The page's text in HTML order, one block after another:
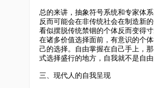
总的来讲，抽象符号系统和专家体
反而可能会在非传统社会在制造新
看似摆脱传统禁锢的个体反而变得
在诸多价值选择面前，有意识的个
己的选择。自由掌握在自己手上，
式选择盛行的地方，自我就不是自由
三、现代人的自我呈现